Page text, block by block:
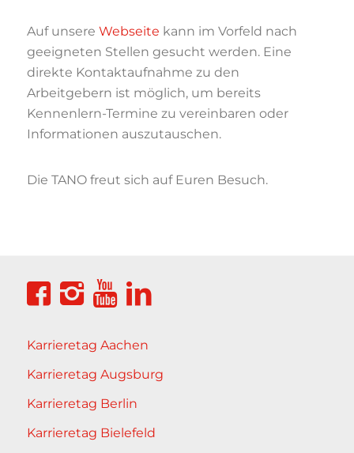
Auf unsere Webseite kann im Vorfeld nach
geeigneten Stellen gesucht werden. Eine
direkte Kontaktaufnahme zu den
Arbeitgebern ist möglich, um bereits
Kennenlern-Termine zu vereinbaren oder
Informationen auszutauschen.
Die TANO freut sich auf Euren Besuch.
Karrieretag Aachen
Karrieretag Augsburg
Karrieretag Berlin
Karrieretag Bielefeld